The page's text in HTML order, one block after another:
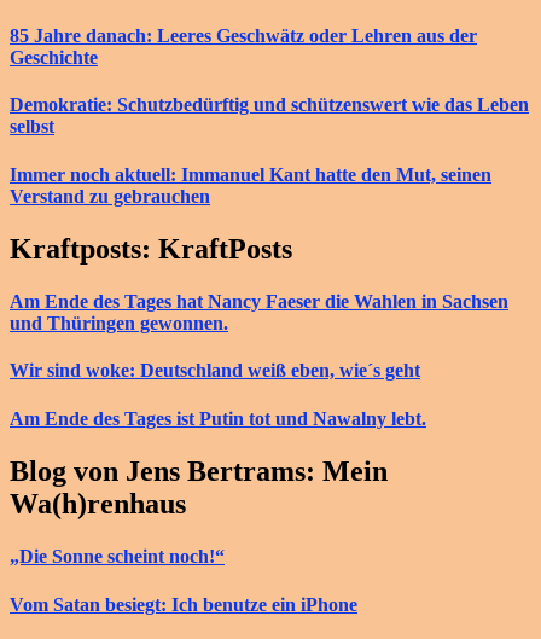
85 Jahre danach: Leeres Geschwätz oder Lehren aus der
Geschichte
Demokratie: Schutzbedürftig und schützenswert wie das Leben
selbst
Immer noch aktuell: Immanuel Kant hatte den Mut, seinen
Verstand zu gebrauchen
Kraftposts: KraftPosts
Am Ende des Tages hat Nancy Faeser die Wahlen in Sachsen
und Thüringen gewonnen.
Wir sind woke: Deutschland weiß eben, wie´s geht
Am Ende des Tages ist Putin tot und Nawalny lebt.
Blog von Jens Bertrams: Mein
Wa(h)renhaus
„Die Sonne scheint noch!“
Vom Satan besiegt: Ich benutze ein iPhone